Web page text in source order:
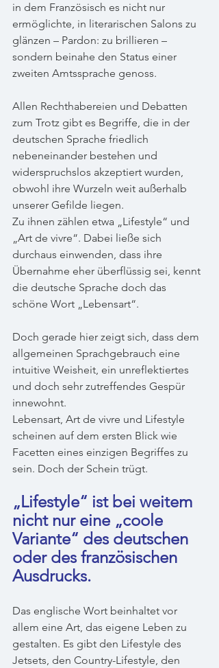
in dem Französisch es nicht nur
ermöglichte, in literarischen Salons zu
glänzen – Pardon: zu brillieren –
sondern beinahe den Status einer
zweiten Amtssprache genoss.
Allen Rechthabereien und Debatten
zum Trotz gibt es Begriffe, die in der
deutschen Sprache friedlich
nebeneinander bestehen und
widerspruchslos akzeptiert wurden,
obwohl ihre Wurzeln weit außerhalb
unserer Gefilde liegen.
Zu ihnen zählen etwa „Lifestyle“ und
„Art de vivre“. Dabei ließe sich
durchaus einwenden, dass ihre
Übernahme eher überflüssig sei, kennt
die deutsche Sprache doch das
schöne Wort „Lebensart“.
Doch gerade hier zeigt sich, dass dem
allgemeinen Sprachgebrauch eine
intuitive Weisheit, ein unreflektiertes
und doch sehr zutreffendes Gespür
innewohnt.
Lebensart, Art de vivre und Lifestyle
scheinen auf dem ersten Blick wie
Facetten eines einzigen Begriffes zu
sein. Doch der Schein trügt.
„Lifestyle“ ist bei weitem
nicht nur eine „coole
Variante“ des deutschen
oder des französischen
Ausdrucks.
Das englische Wort beinhaltet vor
allem eine Art, das eigene Leben zu
gestalten. Es gibt den Lifestyle des
Jetsets, den Country-Lifestyle, den